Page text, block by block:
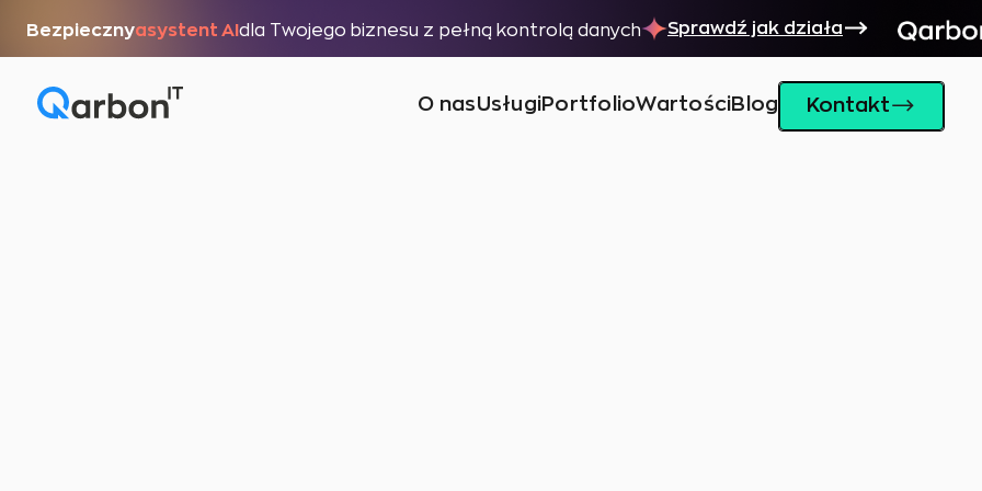
Bezpiecznyasystent AI dla Twojego biznesu z pełną kontrolą danych Sprawdź jak działa
O nasUsługiPortfolioWartościBlog Kontakt